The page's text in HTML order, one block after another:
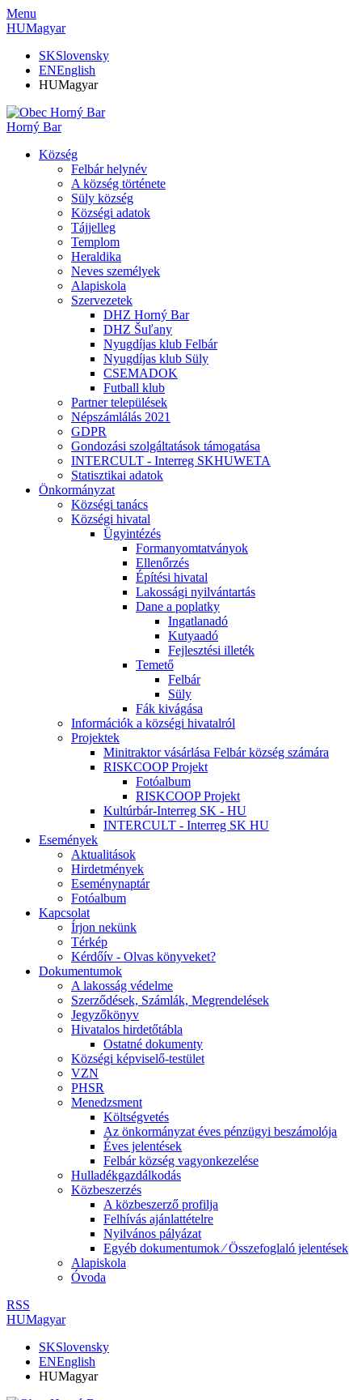
Menu
HUMagyar
SKSlovensky
ENEnglish
HUMagyar
Horný Bar
Község
Felbár helynév
A község története
Süly község
Községi adatok
Tájjelleg
Templom
Heraldika
Neves személyek
Alapiskola
Szervezetek
DHZ Horný Bar
DHZ Šuľany
Nyugdíjas klub Felbár
Nyugdíjas klub Süly
CSEMADOK
Futball klub
Partner települések
Népszámlálás 2021
GDPR
Gondozási szolgáltatások támogatása
INTERCULT - Interreg SKHUWETA
Statisztikai adatok
Önkormányzat
Községi tanács
Községi hivatal
Ügyintézés
Formanyomtatványok
Ellenőrzés
Építési hivatal
Lakossági nyilvántartás
Dane a poplatky
Ingatlanadó
Kutyaadó
Fejlesztési illeték
Temető
Felbár
Süly
Fák kivágása
Információk a községi hivatalról
Projektek
Minitraktor vásárlása Felbár község számára
RISKCOOP Projekt
Fotóalbum
RISKCOOP Projekt
Kultúrbár-Interreg SK - HU
INTERCULT - Interreg SK HU
Események
Aktualitások
Hirdetmények
Eseménynaptár
Fotóalbum
Kapcsolat
Írjon nekünk
Térkép
Kérdőív - Olvas könyveket?
Dokumentumok
A lakosság védelme
Szerződések, Számlák, Megrendelések
Jegyzőkönyv
Hivatalos hirdetőtábla
Ostatné dokumenty
Községi képviselő-testület
VZN
PHSR
Menedzsment
Költségvetés
Az önkormányzat éves pénzügyi beszámolója
Éves jelentések
Felbár község vagyonkezelése
Hulladékgazdálkodás
Közbeszerzés
A közbeszerző profilja
Felhívás ajánlattételre
Nyilvános pályázat
Egyéb dokumentumok ⁄ Összefoglaló jelentések
Alapiskola
Óvoda
RSS
HUMagyar
SKSlovensky
ENEnglish
HUMagyar